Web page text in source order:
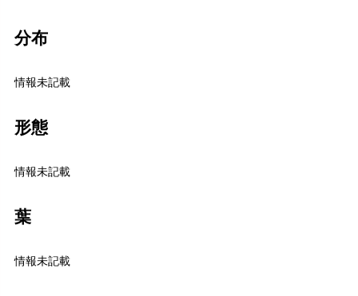
分布
情報未記載
形態
情報未記載
葉
情報未記載